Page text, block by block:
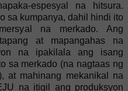
espesyal na hitsura.
sa kumpanya, dahil hindi ito
na merkado. Ang
at mapangahas na
na ipakilala ang isang
sa merkado (na nagtaas ng
at mahinang mekanikal na
na itigil ang produksyon